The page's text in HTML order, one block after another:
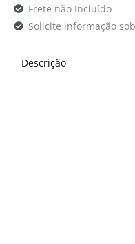
Frete não Incluído
Solicite informação
Descrição